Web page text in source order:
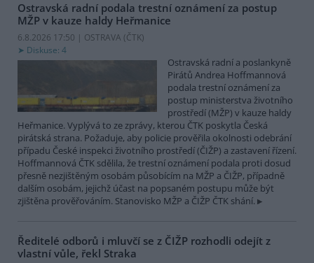
Ostravská radní podala trestní oznámení za postup
MŽP v kauze haldy Heřmanice
6.8.2026 17:50 | OSTRAVA (ČTK)
Diskuse: 4
Ostravská radní a poslankyně
Pirátů Andrea Hoffmannová
podala trestní oznámení za
postup ministerstva životního
prostředí (MŽP) v kauze haldy
Heřmanice. Vyplývá to ze zprávy, kterou ČTK poskytla Česká
pirátská strana. Požaduje, aby policie prověřila okolnosti odebrání
případu České inspekci životního prostředí (ČIŽP) a zastavení řízení.
Hoffmannová ČTK sdělila, že trestní oznámení podala proti dosud
přesně nezjištěným osobám působícím na MŽP a ČIŽP, případně
dalším osobám, jejichž účast na popsaném postupu může být
zjištěna prověřováním. Stanovisko MŽP a ČIŽP ČTK shání.
Ředitelé odborů i mluvčí se z ČIŽP rozhodli odejít z
vlastní vůle, řekl Straka